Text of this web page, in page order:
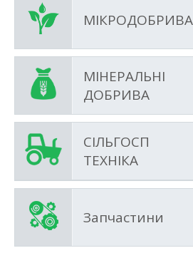
МІКРОДОБРИВА
МІНЕРАЛЬНІ
ДОБРИВА
СІЛЬГОСП
ТЕХНІКА
Запчастини